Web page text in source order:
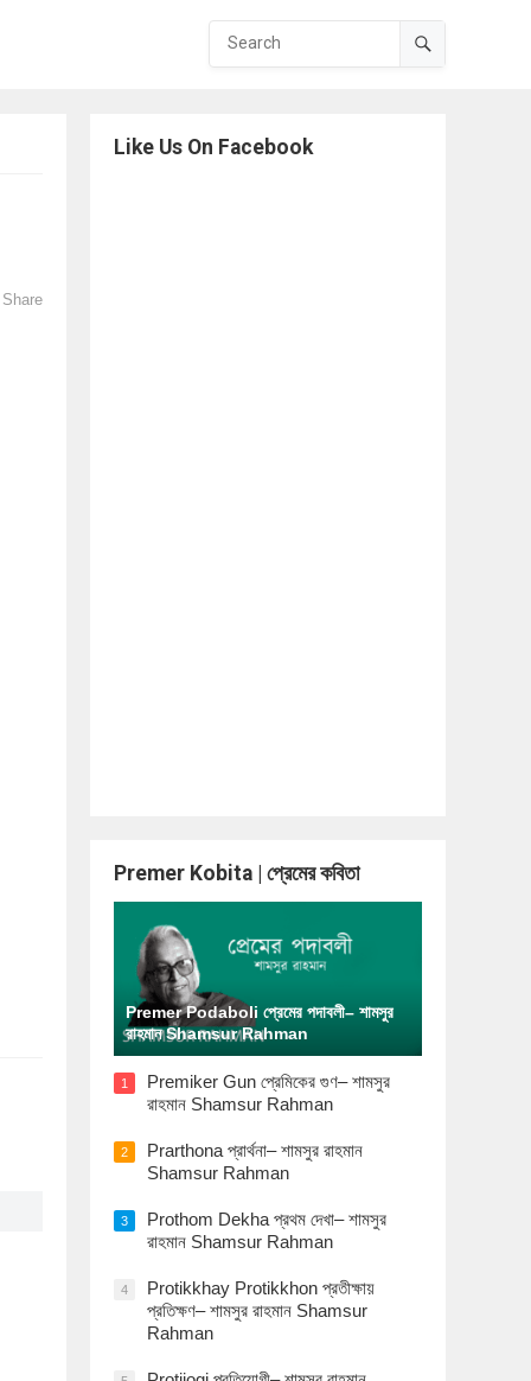
Share
Like Us On Facebook
Premer Kobita | প্রেমের কবিতা
Premer Podaboli প্রেমের পদাবলী– শামসুর
রাহমান Shamsur Rahman
1
Premiker Gun প্রেমিকের গুণ– শামসুর
রাহমান Shamsur Rahman
2
Prarthona প্রার্থনা– শামসুর রাহমান
Shamsur Rahman
3
Prothom Dekha প্রথম দেখা– শামসুর
রাহমান Shamsur Rahman
4
Protikkhay Protikkhon প্রতীক্ষায়
প্রতিক্ষণ– শামসুর রাহমান Shamsur
Rahman